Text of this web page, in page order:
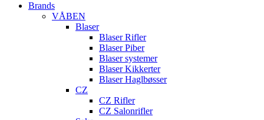
Brands
VÅBEN
Blaser
Blaser Rifler
Blaser Piber
Blaser systemer
Blaser Kikkerter
Blaser Haglbøsser
CZ
CZ Rifler
CZ Salonrifler